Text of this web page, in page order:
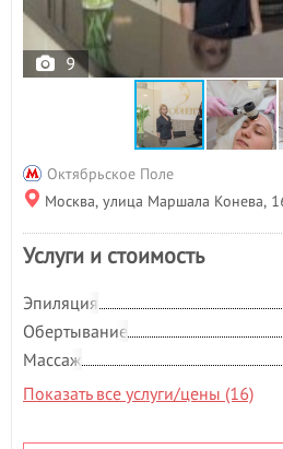
9
Октябрьское Поле
Москва, улица Маршала Конева,
Услуги и стоимость
Эпиляция
Обертывание
Массаж
Показать все услуги/цены (16)